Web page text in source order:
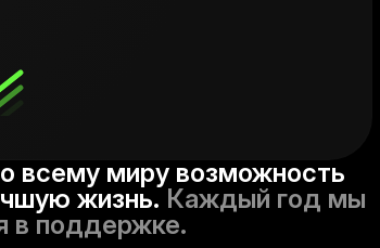
миру возможность
жизнь. Каждый год мы
в поддержке.